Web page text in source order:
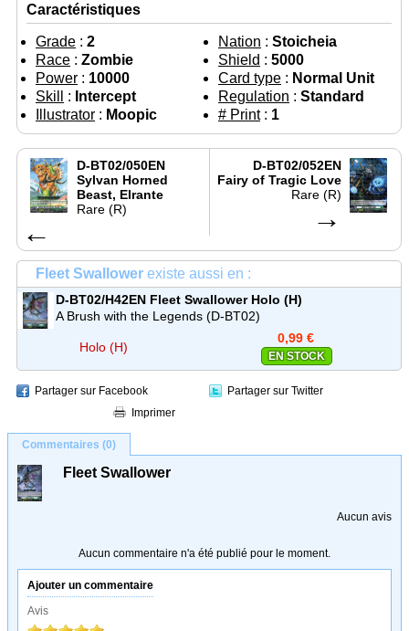
Caractéristiques
Grade : 2 Nation : Stoicheia
Race : Zombie Shield : 5000
Power : 10000 Card type : Normal Unit
Skill
: Intercept Regulation : Standard
Illustrator : Moopic # Print: 1
D-BT02/050EN
Sylvan Horned
Beast, Elrante
Rare (R)
←
D-BT02/052EN
Fairy of Tragic Love
Rare (R)
→
Fleet Swallower existe aussi en :
D-BT02/H42EN Fleet Swallower Holo (H)
A Brush with the Legends (D-BT02)
Holo (H)
0,99 €
EN STOCK
Partager sur Facebook
Partager sur Twitter
Imprimer
Commentaires (0)
Fleet Swallower
Aucun avis
Aucun commentaire n'a été publié pour le moment.
Ajouter un commentaire
Avis